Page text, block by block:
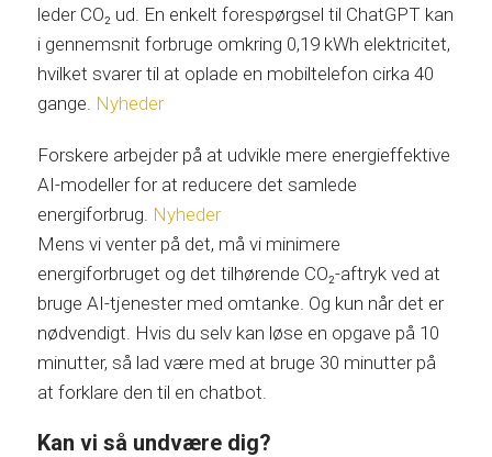
leder CO₂ ud. En enkelt forespørgsel til ChatGPT kan
i gennemsnit forbruge omkring 0,19 kWh elektricitet,
hvilket svarer til at oplade en mobiltelefon cirka 40
gange. Nyheder
Forskere arbejder på at udvikle mere energieffektive
AI-modeller for at reducere det samlede
energiforbrug. Nyheder
Mens vi venter på det, må vi minimere
energiforbruget og det tilhørende CO₂-aftryk ved at
bruge AI-tjenester med omtanke. Og kun når det er
nødvendigt. Hvis du selv kan løse en opgave på 10
minutter, så lad være med at bruge 30 minutter på
at forklare den til en chatbot.
Kan vi så undvære dig?